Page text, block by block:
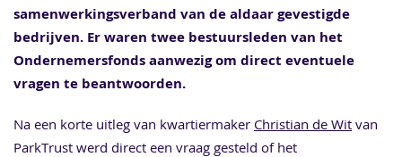
samenwerkingsverband van de aldaar gevestigde
bedrijven. Er waren twee bestuursleden van het
Ondernemersfonds aanwezig om direct eventuele
vragen te beantwoorden.
Na een korte uitleg van kwartiermaker Christian de Wit van
ParkTrust werd direct een vraag gesteld of het